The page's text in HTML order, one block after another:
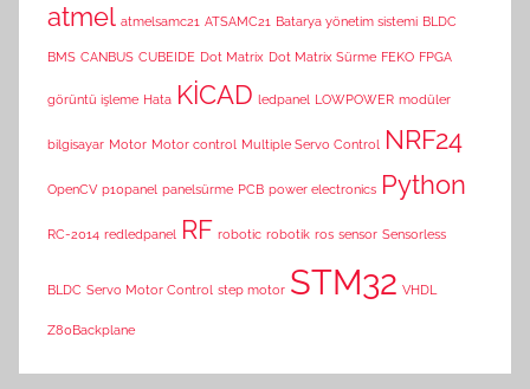
atmel atmelsamc21 ATSAMC21 Batarya yönetim sistemi BLDC
BMS CANBUS CUBEIDE Dot Matrix Dot Matrix Sürme FEKO FPGA
görüntü işleme Hata KİCAD ledpanel LOWPOWER modüler
bilgisayar Motor Motor control Multiple Servo Control NRF24
OpenCV p10panel panelsürme PCB power electronics Python
RC-2014 redledpanel RF robotic robotik ros sensor Sensorless
BLDC Servo Motor Control step motor STM32 VHDL
Z80Backplane